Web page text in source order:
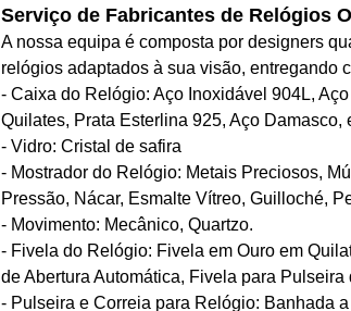
Serviço de Fabricantes de Relógios
A nossa equipa é composta por designers
relógios adaptados à sua visão, entregando
- Caixa do Relógio: Aço Inoxidável 904L,
Quilates, Prata Esterlina 925, Aço Damasco,
- Vidro: Cristal de safira
- Mostrador do Relógio: Metais Preciosos,
Pressão, Nácar, Esmalte Vítreo, Guilloché,
- Movimento: Mecânico, Quartzo.
- Fivela do Relógio: Fivela em Ouro em
de Abertura Automática, Fivela para Pulseira
- Pulseira e Correia para Relógio: Banhada